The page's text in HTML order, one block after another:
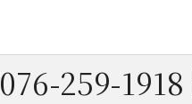
076-259-1918